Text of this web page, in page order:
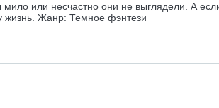
или несчастно они не выглядели. А
жизнь. Жанр: Темное фэнтези